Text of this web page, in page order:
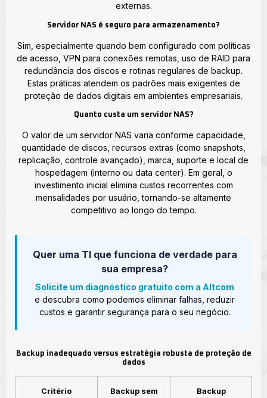
externas.
Servidor NAS é seguro para armazenamento?
Sim, especialmente quando bem configurado com políticas
de acesso, VPN para conexões remotas, uso de RAID para
redundância dos discos e rotinas regulares de backup.
Estas práticas atendem os padrões mais exigentes de
proteção de dados digitais em ambientes empresariais.
Quanto custa um servidor NAS?
O valor de um servidor NAS varia conforme capacidade,
quantidade de discos, recursos extras (como snapshots,
replicação, controle avançado), marca, suporte e local de
hospedagem (interno ou data center). Em geral, o
investimento inicial elimina custos recorrentes com
mensalidades por usuário, tornando-se altamente
competitivo ao longo do tempo.
Quer uma TI que funciona de verdade para
sua empresa?
Solicite um diagnóstico gratuito com a Altcom
e descubra como podemos eliminar falhas, reduzir
custos e garantir segurança para o seu negócio.
Backup inadequado versus estratégia robusta de proteção de
dados
Critério
Backup sem
Backup